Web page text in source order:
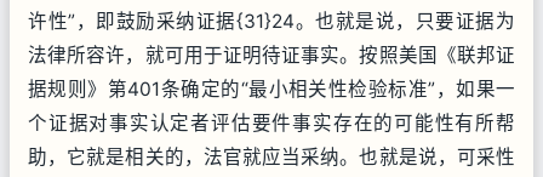
许性”，即鼓励采纳证据{31}24。也就是说，只要证据为
法律所容许，就可用于证明待证事实。按照美国《联邦证
据规则》第401条确定的“最小相关性检验标准”，如果一
个证据对事实认定者评估要件事实存在的可能性有所帮
助，它就是相关的，法官就应当采纳。也就是说，可采性